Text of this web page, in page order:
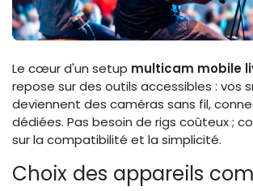
Le cœur d'un setup multicam mobile
repose sur des outils accessibles : vos
deviennent des caméras sans fil,
dédiées. Pas besoin de rigs coûteux ;
sur la compatibilité et la simplicité.
Choix des appareils